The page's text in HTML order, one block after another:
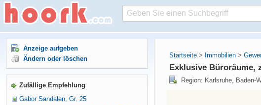
Startseite > Immobilien >
Exklusive
Region: Karlsruhe, Baden-
Anzeige aufgeben
Ändern oder löschen
Zufällige Empfehlung
Gabor Sandalen, Gr. 25